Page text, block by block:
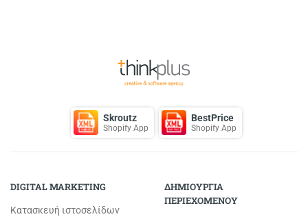
Skroutz
Shopify App
BestPrice
Shopify App
DIGITAL MARKETING
Κατασκευή ιστοσελίδων
ΔΗΜΙΟΥΡΓΙΑ
ΠΕΡΙΕΧΟΜΕΝΟΥ